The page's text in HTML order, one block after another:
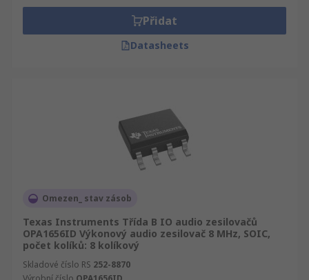
Přidat
Datasheets
Omezen_ stav zásob
Texas Instruments Třída B IO audio zesilovačů
OPA1656ID Výkonový audio zesilovač 8 MHz, SOIC,
počet kolíků: 8 kolíkový
Skladové číslo RS 252-8870